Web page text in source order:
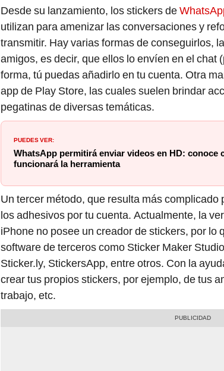
Desde su lanzamiento, los stickers de
utilizan para amenizar las conversaciones y
transmitir. Hay varias formas de conseguirlos,
amigos, es decir, que ellos lo envíen en el chat
forma, tú puedas añadirlo en tu cuenta. Otra
app de Play Store, las cuales suelen brindar
pegatinas de diversas temáticas.
PUEDES VER:
WhatsApp permitirá enviar videos en HD: conoce
funcionará la herramienta
Un tercer método, que resulta más
los adhesivos por tu cuenta. Actualmente, la
iPhone no posee un creador de stickers, por lo
software de terceros como Sticker Maker
Sticker.ly, StickersApp, entre otros. Con la
crear tus propios stickers, por ejemplo, de tus
trabajo, etc.